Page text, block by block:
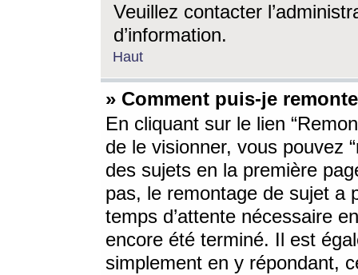
Veuillez contacter
d’information.
Haut
» Comment puis-je
En cliquant sur le lien
de le visionner, vous pouvez
des sujets en la première
pas, le remontage de sujet a
temps d’attente nécessaire
encore été terminé. Il est
simplement en y répondant,